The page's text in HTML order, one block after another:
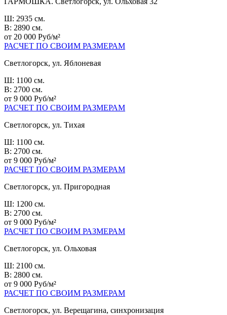
Ш: 2935 см.
В: 2890 см.
от 20 000 Руб/м²
РАСЧЕТ ПО СВОИМ РАЗМЕРАМ
Светлогорск, ул. Яблоневая
Ш: 1100 см.
В: 2700 см.
от 9 000 Руб/м²
РАСЧЕТ ПО СВОИМ РАЗМЕРАМ
Светлогорск, ул. Тихая
Ш: 1100 см.
В: 2700 см.
от 9 000 Руб/м²
РАСЧЕТ ПО СВОИМ РАЗМЕРАМ
Светлогорск, ул. Пригородная
Ш: 1200 см.
В: 2700 см.
от 9 000 Руб/м²
РАСЧЕТ ПО СВОИМ РАЗМЕРАМ
Светлогорск, ул. Ольховая
Ш: 2100 см.
В: 2800 см.
от 9 000 Руб/м²
РАСЧЕТ ПО СВОИМ РАЗМЕРАМ
Светлогорск, ул. Верещагина, синхронизация